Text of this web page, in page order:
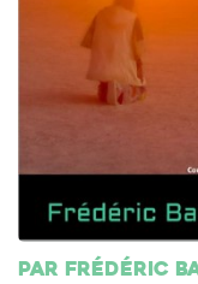
Par Frédéric